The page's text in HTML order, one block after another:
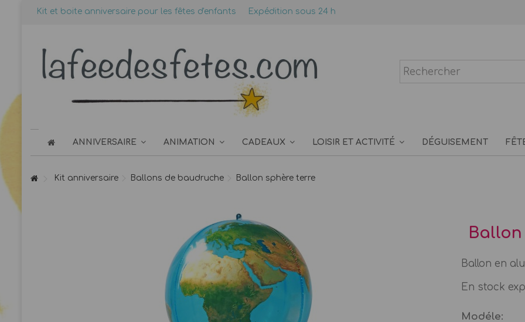
Kit et boite anniversaire pour les fêtes d'enfants Expédition sous 24 h
ANNIVERSAIRE ANIMATION CADEAUX LOISIR ET ACTIVITÉ DÉGUISEMENT
Kit anniversaire Ballons de baudruche Ballon sphère terre
Ballon en
En stock
Modéle: